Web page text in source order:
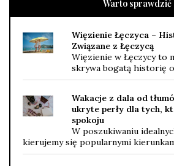
Warto sprawdzić
Więzienie Łęczyca –
Związane z Łęczycą
Więzienie w Łęczycy to
skrywa bogatą historię
Wakacje z dala od
ukryte perły dla tych,
spokoju
W poszukiwaniu
kierujemy się popularnymi